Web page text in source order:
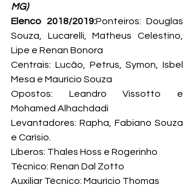
MG)
Elenco 2018/2019:Ponteiros: Douglas
Souza, Lucarelli, Matheus Celestino,
Lipe e Renan Bonora
Centrais: Lucão, Petrus, Symon, Isbel
Mesa e Maurício Souza
Opostos: Leandro Vissotto e
Mohamed Alhachdadi
Levantadores: Rapha, Fabiano Souza
e Carísio.
Líberos: Thales Hoss e Rogerinho
Técnico: Renan Dal Zotto
Auxiliar Técnico: Maurício Thomas